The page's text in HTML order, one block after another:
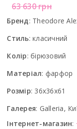
63 630грн
Бренд: Theodore
Стиль:класичний
Колір:бірюзовий
Матеріал: фарфор
Розмір: 36x36x61
Галерея: Galleria,
Інтернет-магазин: